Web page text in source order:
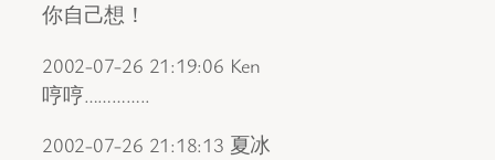
你自己想！
2002-07-26 21:19:06 Ken
哼哼…………..
2002-07-26 21:18:13 夏冰